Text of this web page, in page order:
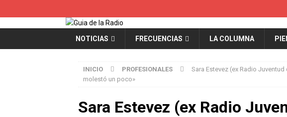
NOTICIAS FRECUENCIAS LA COLUMNA
INICIO PROFESIONALES
Sara Estevez (ex Radio
molestó un poco»
Sara Estevez (ex Radio